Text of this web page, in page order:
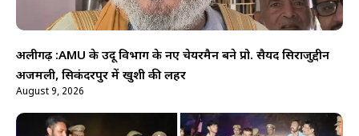
अलीगढ़ :AMU के उर्दू विभाग के नए चेयरमैन बने प्रो. सैयद सिराजुद्दीन
अजमली, सिकंदरपुर में खुशी की लहर
August 9, 2026